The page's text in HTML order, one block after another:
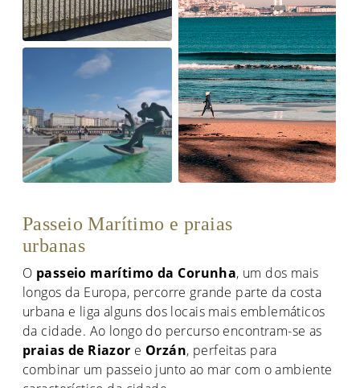
Passeio Marítimo e praias
urbanas
O passeio marítimo da Corunha, um dos mais
longos da Europa, percorre grande parte da costa
urbana e liga alguns dos locais mais emblemáticos
da cidade. Ao longo do percurso encontram-se as
praias de Riazor e Orzán, perfeitas para
combinar um passeio junto ao mar com o ambiente